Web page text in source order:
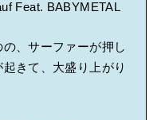
Feat. BABYMETAL
、サーファーが押し
きて、大盛り上がり